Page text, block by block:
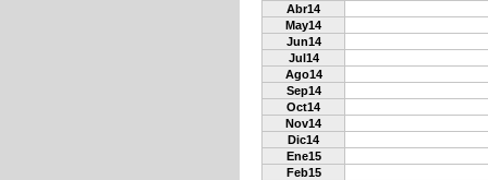
Abr14
May14
Jun14
Jul14
Ago14
Sep14
Oct14
Nov14
Dic14
Ene15
Feb15